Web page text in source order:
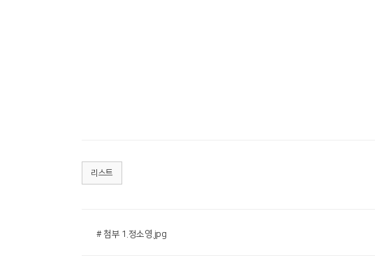
리스트
# 첨부 1.정소영.jpg